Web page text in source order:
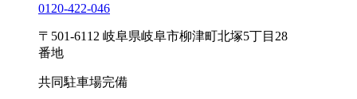
0120-422-046
〒501-6112 岐阜県岐阜市柳津町北塚5丁目28
番地
共同駐車場完備